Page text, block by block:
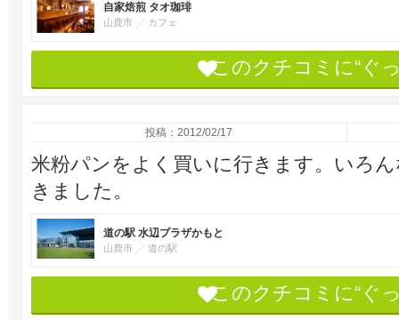
自家焙煎 タオ珈琲
山鹿市 カフェ
このクチコミに“ぐ
投稿：2012/02/17
米粉パンをよく買いに行きます。いろ
きました。
道の駅 水辺プラザかもと
山鹿市 道の駅
このクチコミに“ぐ